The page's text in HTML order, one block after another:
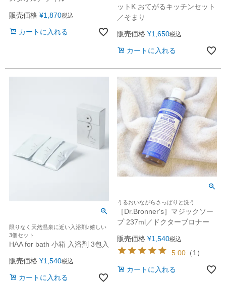
販売価格 ¥1,870税込
カートに入れる
ットK おてがるキッチンセット
／そまり
販売価格 ¥1,650税込
カートに入れる
限りなく天然温泉に近い入浴剤♪嬉しい
3個セット
HAA for bath 小箱 入浴剤 3包入
販売価格 ¥1,540税込
カートに入れる
うるおいながらさっぱりと洗う
［Dr.Bronner's］マジックソー
プ 237ml／ドクターブロナー
販売価格 ¥1,540税込
5.00 （1 ）
カートに入れる